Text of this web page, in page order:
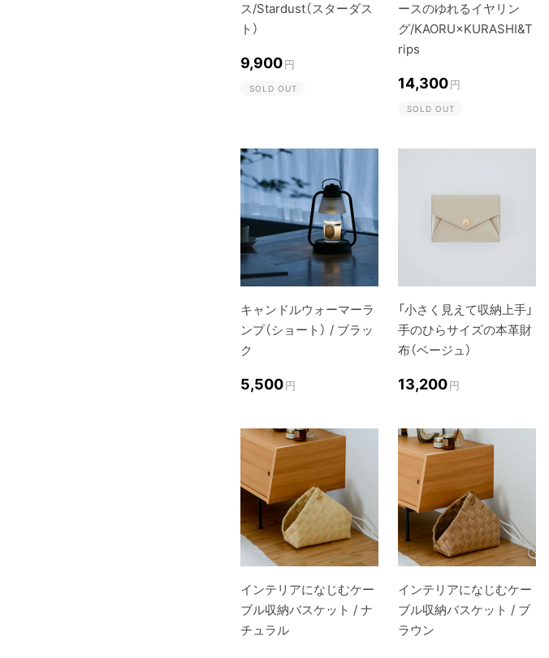
ス/Stardust（スターダス
ト）
9,900円
SOLD OUT
ースのゆれるイヤリン
グ/KAORU×KURASHI&T
rips
14,300円
SOLD OUT
キャンドルウォーマーラ
ンプ（ショート） / ブラッ
ク
5,500円
「小さく見えて収納上手」
手のひらサイズの本革財
布（ベージュ）
13,200円
インテリアになじむケー
ブル収納バスケット / ナ
チュラル
インテリアになじむケー
ブル収納バスケット / ブ
ラウン